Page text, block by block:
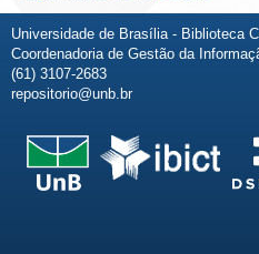
Universidade de Brasília - Biblioteca
Coordenadoria de Gestão da
(61) 3107-2683
repositorio@unb.br